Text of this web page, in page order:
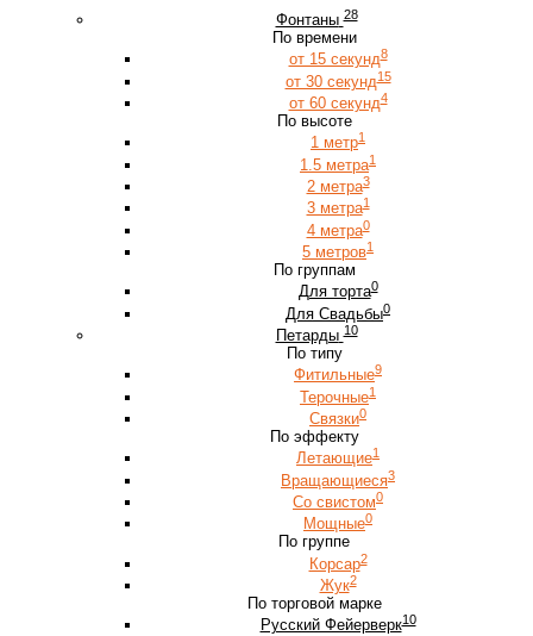
Фонтаны 28
По времени
от 15 секунд8
от 30 секунд15
от 60 секунд4
По высоте
1 метр1
1.5 метра1
2 метра3
3 метра1
4 метра0
5 метров1
По группам
Для торта0
Для Свадьбы0
Петарды 10
По типу
Фитильные9
Терочные1
Связки0
По эффекту
Летающие1
Вращающиеся3
Со свистом0
Мощные0
По группе
Корсар2
Жук2
По торговой марке
Русский Фейерверк10